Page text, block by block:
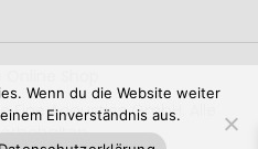
Fine Acoustics GmbH. Alle
Wenn du die Website weiter
Einverständnis aus.